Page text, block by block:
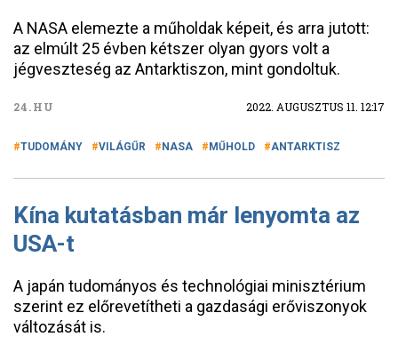
A NASA elemezte a műholdak képeit, és arra jutott:
az elmúlt 25 évben kétszer olyan gyors volt a
jégveszteség az Antarktiszon, mint gondoltuk.
24.HU 2022. AUGUSZTUS 11. 12:17
TUDOMÁNY VILÁGŰR NASA MŰHOLD ANTARKTISZ
Kína kutatásban már lenyomta az
USA-t
A japán tudományos és technológiai minisztérium
szerint ez előrevetítheti a gazdasági erőviszonyok
változását is.